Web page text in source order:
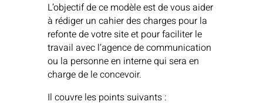
L’objectif de ce modèle est de vous aider
à rédiger un cahier des charges pour la
refonte de votre site et pour faciliter le
travail avec l’agence de communication
ou la personne en interne qui sera en
charge de le concevoir.
Il couvre les points suivants :